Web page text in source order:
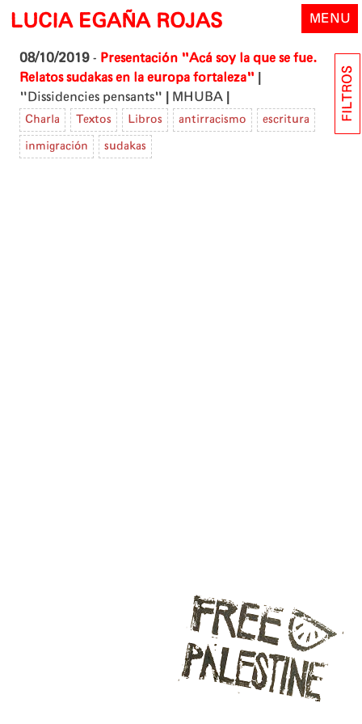
Skip
content
LUCIA EGAÑA ROJAS MENU
08/10/2019 - Presentación "Acá soy la que se fue.
Relatos sudakas en la europa fortaleza"
"Dissidencies pensants" MHUBA
Charla Textos Libros antirracismo escritura
inmigración sudakas
FILTROS